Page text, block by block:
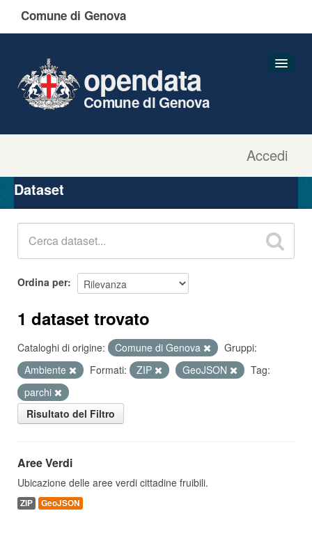
Comune di Genova
Accedi
opendata
Comune di Genova
Organizzazioni
Gruppi
Dataset
Ordina per
1 dataset trovato
Cataloghi di origine: Comune di Genova
Gruppi:
Ambiente
Formati: ZIP GeoJSON
Tag:
parchi
Risultato del Filtro
Aree Verdi
Ubicazione delle aree verdi cittadine fruibili.
ZIP GeoJSON